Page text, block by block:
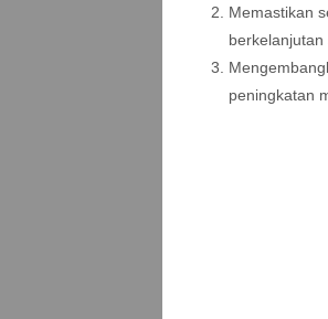
Memastikan
berkelanjutan
peningkatan